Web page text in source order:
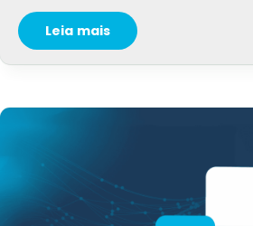
Leia mais